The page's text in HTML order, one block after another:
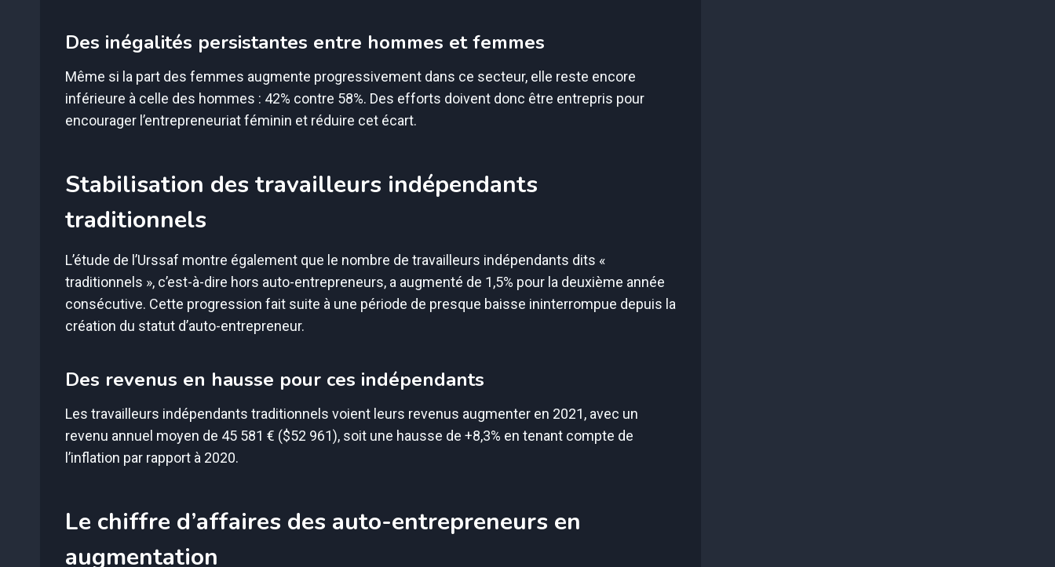
Des inégalités persistantes entre hommes et femmes
Même si la part des femmes augmente progressivement dans ce secteur, elle reste encore
inférieure à celle des hommes : 42% contre 58%. Des efforts doivent donc être entrepris pour
encourager l’entrepreneuriat féminin et réduire cet écart.
Stabilisation des travailleurs indépendants
traditionnels
L’étude de l’Urssaf montre également que le nombre de travailleurs indépendants dits «
traditionnels », c’est-à-dire hors auto-entrepreneurs, a augmenté de 1,5% pour la deuxième année
consécutive. Cette progression fait suite à une période de presque baisse ininterrompue depuis la
création du statut d’auto-entrepreneur.
Des revenus en hausse pour ces indépendants
Les travailleurs indépendants traditionnels voient leurs revenus augmenter en 2021, avec un
revenu annuel moyen de 45 581 € ($52 961), soit une hausse de +8,3% en tenant compte de
l’inflation par rapport à 2020.
Le chiffre d’affaires des auto-entrepreneurs en
augmentation